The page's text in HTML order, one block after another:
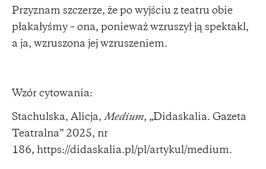
Przyznam szczerze, że po wyjściu z teatru obie
płakałyśmy – ona, ponieważ wzruszył ją spektakl,
a ja, wzruszona jej wzruszeniem.
Wzór cytowania:
Stachulska, Alicja, Medium, „Didaskalia. Gazeta
Teatralna” 2025, nr
186, https://didaskalia.pl/pl/artykul/medium.